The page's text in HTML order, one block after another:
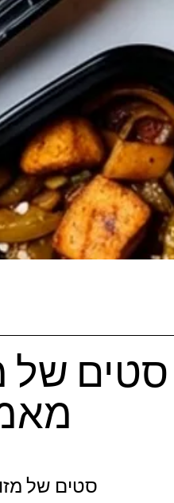
סטים של
סטים של